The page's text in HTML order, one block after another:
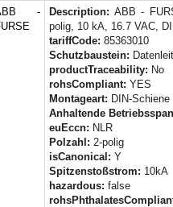
-
Description: ABB -
polig, 10 kA, 16.7 VAC,
tariffCode: 85363010
Schutzbaustein:
productTraceability: No
rohsCompliant: YES
Montageart: DIN-Schiene
Anhaltende
euEccn: NLR
Polzahl: 2-polig
isCanonical: Y
Spitzenstoßstrom: 10kA
hazardous: false